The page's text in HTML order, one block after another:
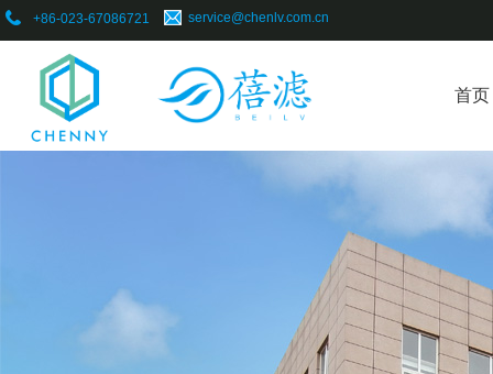
+86-023-67086721 ​service@chenlv.com.cn
首页